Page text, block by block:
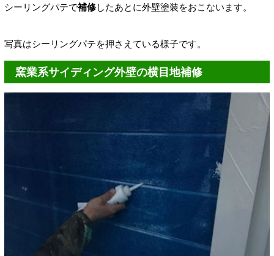
シーリングパテで補修したあとに外壁塗装をおこないます。
写真はシーリングパテを押さえている様子です。
窯業系サイディング外壁の横目地補修